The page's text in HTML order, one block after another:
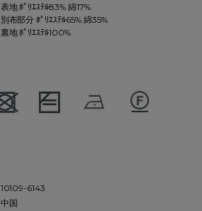
表地 ﾎﾟﾘｴｽﾃﾙ83% 綿17%
別布部分 ﾎﾟﾘｴｽﾃﾙ65% 綿35%
裏地 ﾎﾟﾘｴｽﾃﾙ100%
10109-6143
中国